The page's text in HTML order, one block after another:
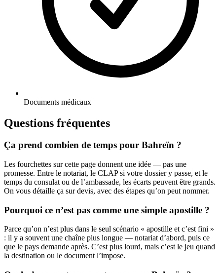
Documents médicaux
Questions fréquentes
Ça prend combien de temps pour Bahreïn ?
Les fourchettes sur cette page donnent une idée — pas une
promesse. Entre le notariat, le CLAP si votre dossier y passe, et le
temps du consulat ou de l’ambassade, les écarts peuvent être grands.
On vous détaille ça sur devis, avec des étapes qu’on peut nommer.
Pourquoi ce n’est pas comme une simple apostille ?
Parce qu’on n’est plus dans le seul scénario « apostille et c’est fini »
: il y a souvent une chaîne plus longue — notariat d’abord, puis ce
que le pays demande après. C’est plus lourd, mais c’est le jeu quand
la destination ou le document l’impose.